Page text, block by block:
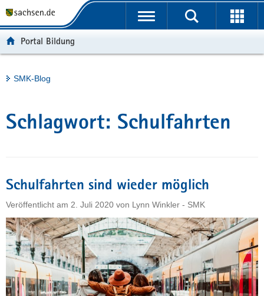
t
e
r
i
e
n
d
e
a
v
u
h
a
e
v
e
Portalübergreifende
Portal Bildung
Hauptinhalt
SMK-Blog
Schlagwort: Schulfahrten
Schulfahrten sind wieder möglich
Veröffentlicht am 2. Juli 2020 von Lynn Winkler - SMK